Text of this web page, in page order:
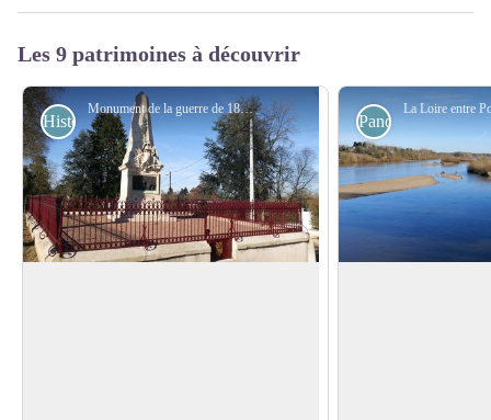
Les 9 patrimoines à découvrir
Monument de la guerre de 1870 - Amis de saint Colomban
Historiques Panoramiques